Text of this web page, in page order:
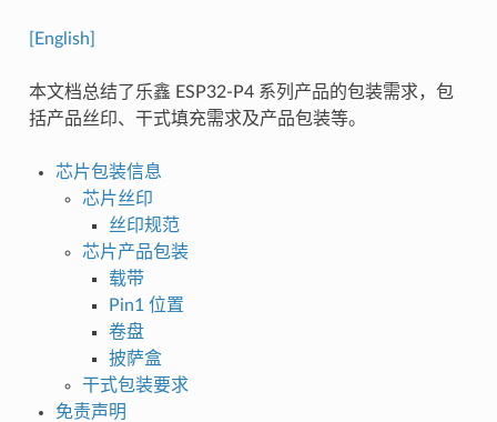
[English]
本文档总结了乐鑫 ESP32-P4 系列产品的包装需求，包
括产品丝印、干式填充需求及产品包装等。
芯片包装信息
芯片丝印
丝印规范
芯片产品包装
载带
Pin1 位置
卷盘
披萨盒
干式包装要求
免责声明